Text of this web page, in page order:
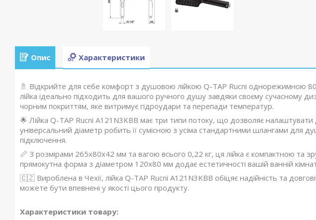
Опис Характеристики
🚿 Відкрийте для себе комфорт з душовою лійкою Q-TAP Rucni однорежимною
лійка ідеально підходить для вашого ручного душу завдяки своєму сучасному
чорним покриттям, яке витримує гідроудари та перепади температур.
🌟 Лійка Q-TAP Rucni A121N3KBB має три типи потоку, що дозволяє налаштувати
універсальний діаметр робить її сумісною з усіма стандартними шлангами для
підключення.
📏 З розмірами 265х80х42 мм та вагою всього 0,22 кг, ця лійка є компактною та
прямокутна форма з діаметром 120х80 мм додає естетичності вашій ванній
🇨🇿 Вироблена в Чехії, лійка Q-TAP Rucni A121N3KBB обіцяє надійність та
можете бути впевнені у якості цього продукту.
Характеристики товару: